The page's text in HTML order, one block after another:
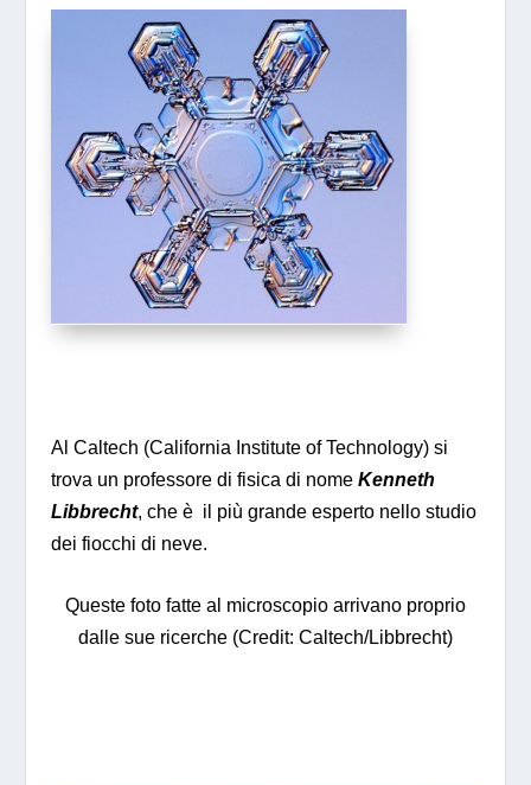
Al Caltech (California Institute of Technology) si
trova un professore di fisica di nome Kenneth
Libbrecht, che è il più grande esperto nello studio
dei fiocchi di neve.
Queste foto fatte al microscopio arrivano proprio
dalle sue ricerche (Credit: Caltech/Libbrecht)